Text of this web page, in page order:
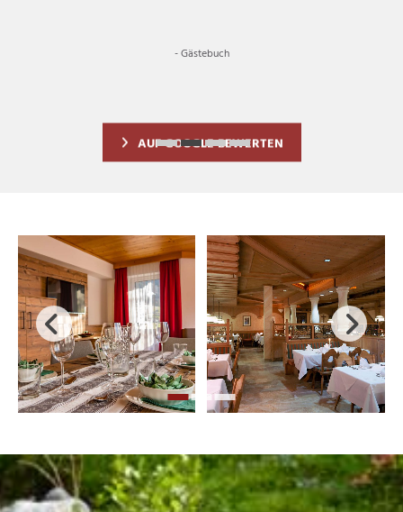
- Gästebuch
AUF GOOGLE BEWERTEN